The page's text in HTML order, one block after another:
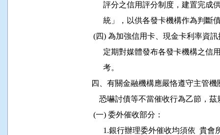
評分之信用評分制度，建置
統」，以供各發卡機構作為判
(四) 為加強信用卡、現金卡利率
定期對媒體發布各發卡機構
                考。
四、有關金融機構應嚴恪遵守主
恐嚇討債等不當催收行為乙節，
           (一) 委外催收部分：
1.銀行辦理委外催收均須依